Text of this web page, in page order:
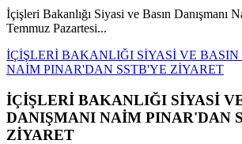
İçişleri Bakanlığı Siyasi ve Basın Danışmanı
Temmuz Pazartesi...
İÇİŞLERİ BAKANLIĞI SİYASİ VE
NAİM PINAR'DAN SSTB'YE ZİYARET
İÇİŞLERİ BAKANLIĞI SİYASİ
DANIŞMANI NAİM PINAR'DAN
ZİYARET